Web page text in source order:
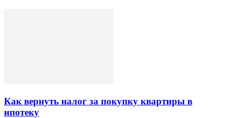
Как вернуть налог за покупку квартиры в
ипотеку